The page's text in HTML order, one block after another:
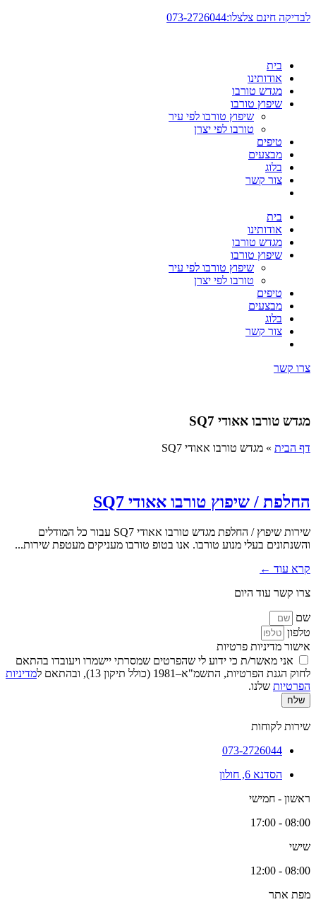
דלג
לבדיקה חינם צלצלו:073-2726044
בית
אודותינו
מגדש טורבו
שיפוץ טורבו
שיפוץ טורבו לפי עיר
טורבו לפי יצרן
טיפים
מבצעים
בלוג
צור קשר
בית
אודותינו
מגדש טורבו
שיפוץ טורבו
שיפוץ טורבו לפי עיר
טורבו לפי יצרן
טיפים
מבצעים
בלוג
צור קשר
צרו קשר
מגדש טורבו אאודי SQ7
דף הבית » מגדש טורבו אאודי SQ7
החלפת / שיפוץ טורבו אאודי SQ7
שירות שיפוץ / החלפת מגדש טורבו אאודי SQ7 עבור כל המודלים
והשנתונים בעלי מנוע טורבו. אנו בטופ טורבו מעניקים מעטפת שירות...
קרא עוד ←
צרו קשר עוד היום
שם
טלפון
אישור מדיניות פרטיות
אני מאשר/ת כי ידוע לי שהפרטים שמסרתי יישמרו ויעובדו בהתאם
לחוק הגנת הפרטיות, התשמ"א–1981 (כולל תיקון 13), ובהתאם ל
מדיניות
הפרטיות שלנו.
שלח
שירות לקוחות
073-2726044
הסדנא 6, חולון
ראשון - חמישי
08:00 - 17:00
שישי
08:00 - 12:00
מפת אתר